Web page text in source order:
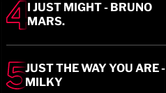
I JUST MIGHT - BRUNO
MARS.
JUST THE WAY YOU ARE -
MILKY